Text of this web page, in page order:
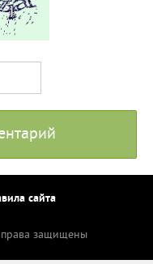
сайта
защищены